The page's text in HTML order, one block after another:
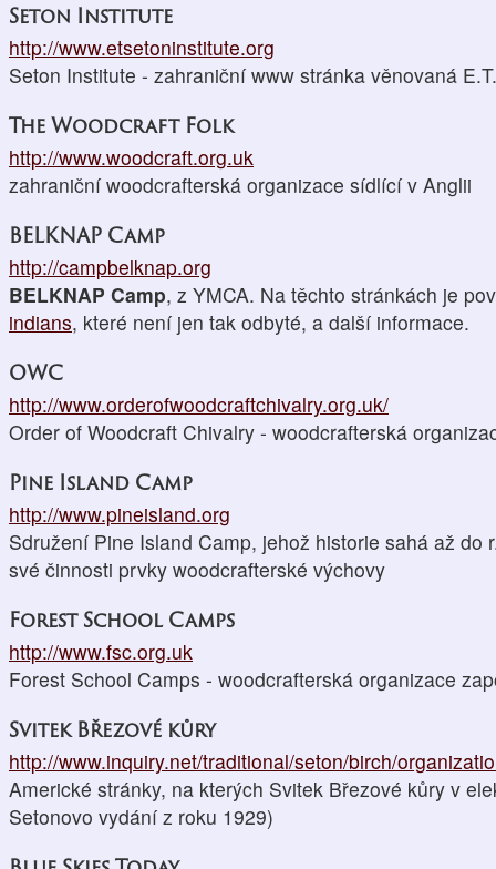
Seton Institute
http://www.etsetoninstitute.org
Seton Institute - zahraniční www stránka věnovaná
The Woodcraft Folk
http://www.woodcraft.org.uk
zahraniční woodcrafterská organizace sídlící v Anglii
BELKNAP Camp
http://campbelknap.org
BELKNAP Camp, z YMCA. Na těchto stránkách je
indians, které není jen tak odbyté, a další informace.
OWC
http://www.orderofwoodcraftchivalry.org.uk/
Order of Woodcraft Chivalry - woodcrafterská
Pine Island Camp
http://www.pineisland.org
Sdružení Pine Island Camp, jehož historie sahá až do
své činnosti prvky woodcrafterské výchovy
Forest School Camps
http://www.fsc.org.uk
Forest School Camps - woodcrafterská organizace
Svitek Březové kůry
http://www.inquiry.net/traditional/seton/birch/
Americké stránky, na kterých Svitek Březové kůry v
Setonovo vydání z roku 1929)